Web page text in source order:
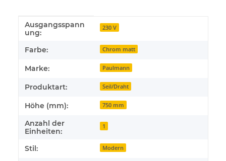
Produkteigenschaft
Wert
Ausgangsspann
ung:
230 V
Farbe: Chrom matt
Marke: Paulmann
Produktart: Seil/Draht
Höhe (mm): 750 mm
Anzahl der
Einheiten:
1
Stil: Modern